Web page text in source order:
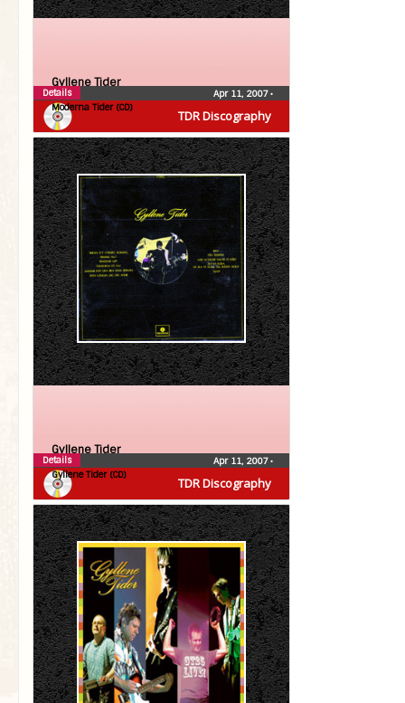
TDR Discography
Gyllene Tider
Moderna Tider (CD)
Apr 11, 2007•
Details
TDR Discography
Gyllene Tider
Gyllene Tider (CD)
Apr 11, 2007•
Details